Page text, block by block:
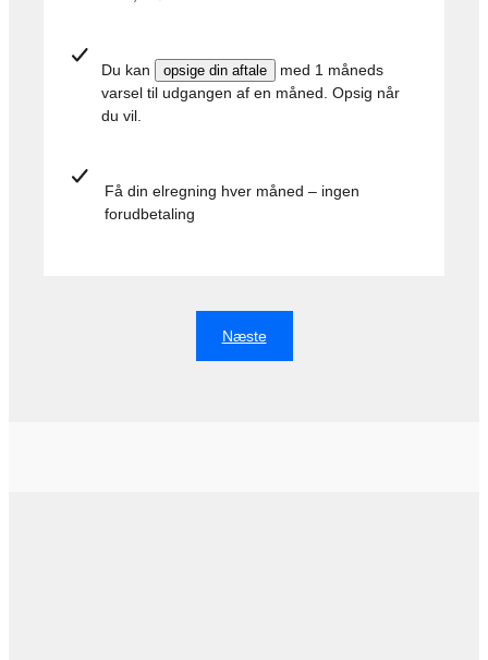
Du kan opsige din aftale
med 1 måneds
varsel til udgangen af en måned. Opsig når
du vil.
Få din elregning hver måned – ingen
forudbetaling
Næste